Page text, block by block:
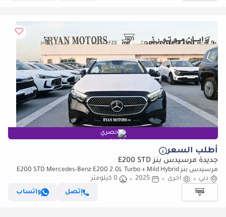
حصري
أطلب السعر
جديدة مرسيدس بنز E200 STD
مرسيدس بنز E200 STD Mercedes-Benz E200 2.0L Turbo + Mild Hybrid
Color Black Model 2025
دبي أخرى 2025
0 كيلومتر
إتصل
واتساب